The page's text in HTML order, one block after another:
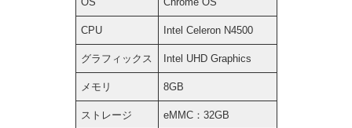
CPU Intel Celeron N4500
グラフィックス Intel UHD Graphics
メモリ 8GB
ストレージ eMMC：32GB